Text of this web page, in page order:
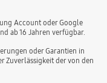
Account oder Google
ab 16 Jahren verfügbar.
oder Garantien in
Zuverlässigkeit der von den